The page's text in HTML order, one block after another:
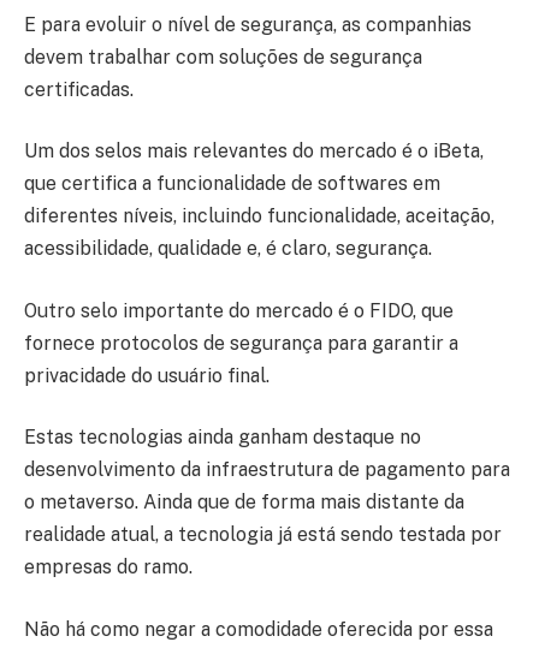
E para evoluir o nível de segurança, as companhias
devem trabalhar com soluções de segurança
certificadas.
Um dos selos mais relevantes do mercado é o iBeta,
que certifica a funcionalidade de softwares em
diferentes níveis, incluindo funcionalidade, aceitação,
acessibilidade, qualidade e, é claro, segurança.
Outro selo importante do mercado é o FIDO, que
fornece protocolos de segurança para garantir a
privacidade do usuário final.
Estas tecnologias ainda ganham destaque no
desenvolvimento da infraestrutura de pagamento para
o metaverso. Ainda que de forma mais distante da
realidade atual, a tecnologia já está sendo testada por
empresas do ramo.
Não há como negar a comodidade oferecida por essa